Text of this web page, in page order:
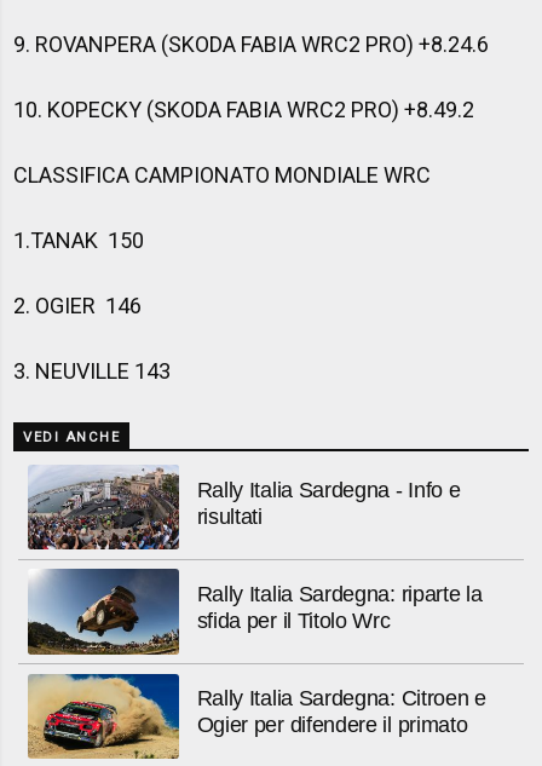
9. ROVANPERA (SKODA FABIA WRC2 PRO) +8.24.6
10. KOPECKY (SKODA FABIA WRC2 PRO) +8.49.2
CLASSIFICA CAMPIONATO MONDIALE WRC
1.TANAK 150
2. OGIER 146
3. NEUVILLE 143
VEDI ANCHE
Rally Italia Sardegna - Info e
risultati
Rally Italia Sardegna: riparte la
sfida per il Titolo Wrc
Rally Italia Sardegna: Citroen e
Ogier per difendere il primato